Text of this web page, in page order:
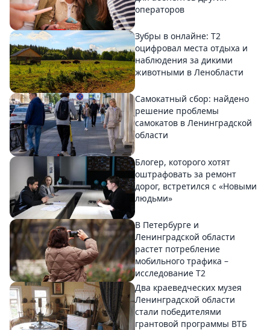
операторов
Зубры в онлайне: Т2
оцифровал места отдыха и
наблюдения за дикими
животными в Ленобласти
Самокатный сбор: найдено
решение проблемы
самокатов в Ленинградской
области
Блогер, которого хотят
оштрафовать за ремонт
дорог, встретился с «Новыми
людьми»
В Петербурге и
Ленинградской области
растет потребление
мобильного трафика –
исследование T2
Два краеведческих музея
Ленинградской области
стали победителями
грантовой программы ВТБ